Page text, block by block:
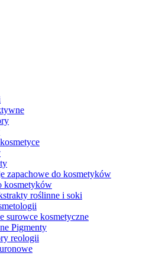
zapachowe do kosmetyków
kosmetyków
roślinne i soki
surowce kosmetyczne
Pigmenty
reologii